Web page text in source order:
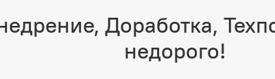
Доработка,
недорого!